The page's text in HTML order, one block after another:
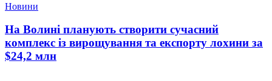
Новини
На Волині планують створити сучасний
комплекс із вирощування та експорту лохини за
$24,2 млн